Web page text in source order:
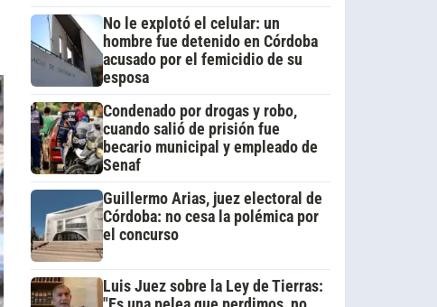
No le explotó el celular: un
hombre fue detenido en Córdoba
acusado por el femicidio de su
esposa
Condenado por drogas y robo,
cuando salió de prisión fue
becario municipal y empleado de
Senaf
Guillermo Arias, juez electoral de
Córdoba: no cesa la polémica por
el concurso
Luis Juez sobre la Ley de Tierras: